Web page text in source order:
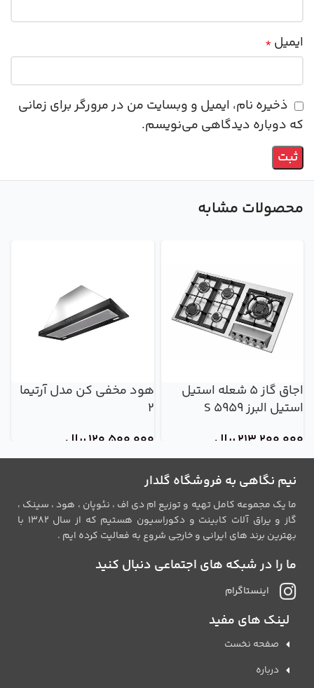
ایمیل *
ذخیره نام، ایمیل و وبسایت من در مرورگر برای زمانی
که دوباره دیدگاهی می‌نویسم.
محصولات مشابه
اجاق گاز 5 شعله استیل
استیل البرز S 5959
213,200,000ریال
هود مخفی کن مدل آرتیما
2
120,500,000ریال
نیم نگاهی به فروشگاه گلدار
ما یک مجموعه کامل تهیه و توزیع ام دی اف ، نئوپان ، هود ، سینک ،
گاز و یراق آلات کابینت و دکوراسیون هستیم که از سال 1382 با
بهترین برند های ایرانی و خارجی شروع به فعالیت کرده ایم .
ما را در شبکه های اجتماعی دنبال کنید
اینستاگرام
لینک های مفید
صفحه نخست
درباره